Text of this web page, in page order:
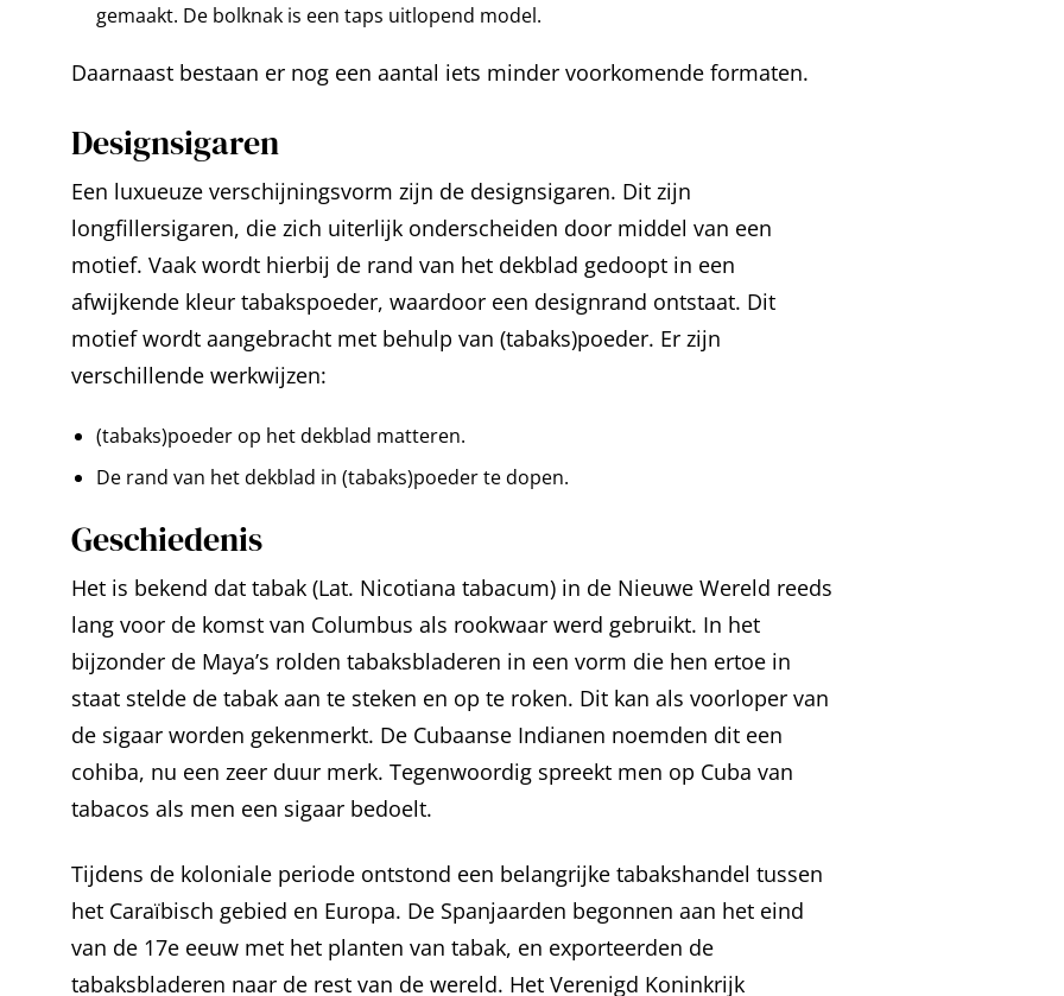
gemaakt. De bolknak is een taps uitlopend model.
Daarnaast bestaan er nog een aantal iets minder voorkomende formaten.
Designsigaren
Een luxueuze verschijningsvorm zijn de designsigaren. Dit zijn
longfillersigaren, die zich uiterlijk onderscheiden door middel van een
motief. Vaak wordt hierbij de rand van het dekblad gedoopt in een
afwijkende kleur tabakspoeder, waardoor een designrand ontstaat. Dit
motief wordt aangebracht met behulp van (tabaks)poeder. Er zijn
verschillende werkwijzen:
(tabaks)poeder op het dekblad matteren.
De rand van het dekblad in (tabaks)poeder te dopen.
Geschiedenis
Het is bekend dat tabak (Lat. Nicotiana tabacum) in de Nieuwe Wereld reeds
lang voor de komst van Columbus als rookwaar werd gebruikt. In het
bijzonder de Maya’s rolden tabaksbladeren in een vorm die hen ertoe in
staat stelde de tabak aan te steken en op te roken. Dit kan als voorloper van
de sigaar worden gekenmerkt. De Cubaanse Indianen noemden dit een
cohiba, nu een zeer duur merk. Tegenwoordig spreekt men op Cuba van
tabacos als men een sigaar bedoelt.
Tijdens de koloniale periode ontstond een belangrijke tabakshandel tussen
het Caraïbisch gebied en Europa. De Spanjaarden begonnen aan het eind
van de 17e eeuw met het planten van tabak, en exporteerden de
tabaksbladeren naar de rest van de wereld. Het Verenigd Koninkrijk